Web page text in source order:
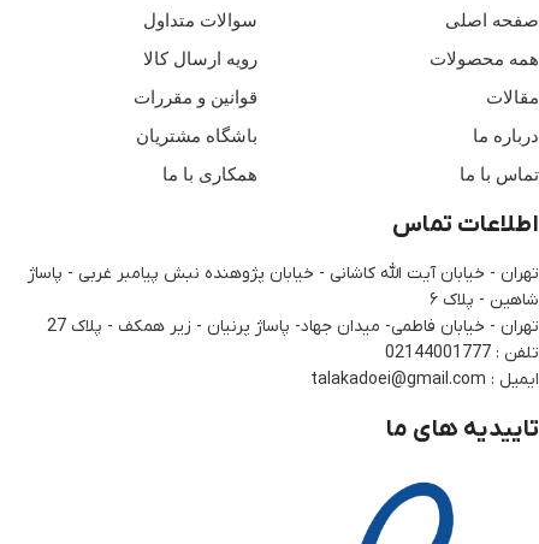
صفحه اصلی
همه محصولات
مقالات
درباره ما
تماس با ما
سوالات متداول
رویه ارسال کالا
قوانین و مقررات
باشگاه مشتریان
همکاری با ما
اطلاعات تماس
تهران - خیابان آیت الله کاشانی - خیابان پژوهنده نبش پیامبر غربی - پاساژ
شاهین - پلاک ۶
تهران - خیابان فاطمی- میدان جهاد- پاساژ پرنیان - زیر همکف - پلاک 27
تلفن : 02144001777
ایمیل : talakadoei@gmail.com
تاییدیه های ما